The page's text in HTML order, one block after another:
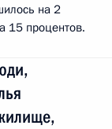
на 2
15 процентов.